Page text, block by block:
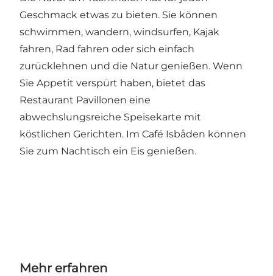
Geschmack etwas zu bieten. Sie können
schwimmen, wandern, windsurfen, Kajak
fahren, Rad fahren oder sich einfach
zurücklehnen und die Natur genießen. Wenn
Sie Appetit verspürt haben, bietet das
Restaurant Pavillonen eine
abwechslungsreiche Speisekarte mit
köstlichen Gerichten. Im Café Isbåden können
Sie zum Nachtisch ein Eis genießen.
Mehr erfahren